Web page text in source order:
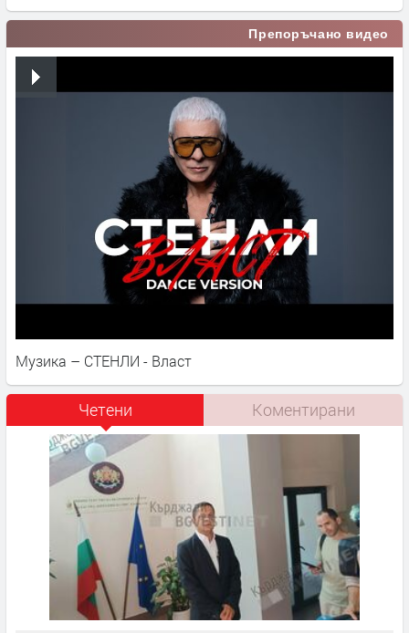
Препоръчано видео
Музика – СТЕНЛИ - Власт
Четени Коментирани